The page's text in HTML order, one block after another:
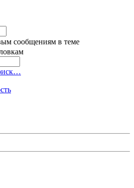
сообщениям в теме